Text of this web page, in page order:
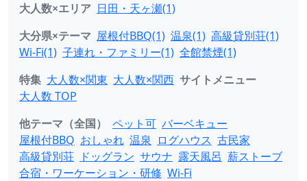
大人数×エリア 日田・天ヶ瀬(1)
大分県×テーマ 屋根付BBQ(1) 温泉(1) 高級貸別荘(1)
Wi-Fi(1) 子連れ・ファミリー(1) 全館禁煙(1)
特集 大人数×関東 大人数×関西 サイトメニュー
大人数 TOP
他テーマ（全国）
ペット可 バーベキュー
屋根付BBQ おしゃれ 温泉 ログハウス 古民家
高級貸別荘 ドッグラン サウナ 露天風呂 薪ストーブ
合宿・ワーケーション・研修 Wi-Fi